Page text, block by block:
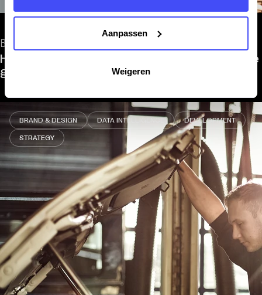
Aanpassen
Weigeren
BUS - Industrial Tools
Hoe BUS - Industrial Tools bouwt aan digitale
groei met visie, lef en partnerschap
BRAND & DESIGN DATA INTELLIGENCE DEVELOPMENT
STRATEGY